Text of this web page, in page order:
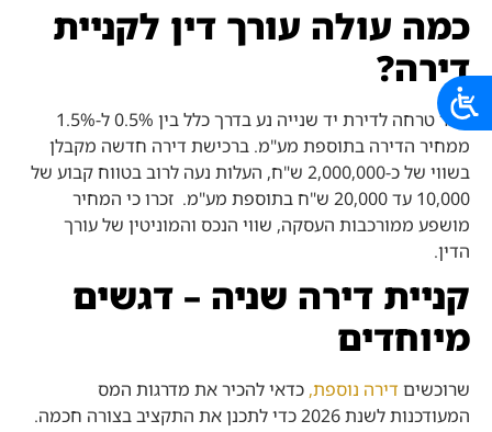
כמה עולה עורך דין לקניית
דירה?
שכר טרחה לדירת יד שנייה נע בדרך כלל בין 0.5% ל-1.5%
ממחיר הדירה בתוספת מע"מ. ברכישת דירה חדשה מקבלן
בשווי של כ-2,000,000 ש"ח, העלות נעה לרוב בטווח קבוע של
10,000 עד 20,000 ש"ח בתוספת מע"מ.
זכרו כי המחיר
מושפע ממורכבות העסקה, שווי הנכס והמוניטין של עורך
הדין.
קניית דירה שניה – דגשים
מיוחדים
שרוכשים דירה נוספת, כדאי להכיר את מדרגות המס
המעודכנות לשנת 2026 כדי לתכנן את התקציב בצורה חכמה.